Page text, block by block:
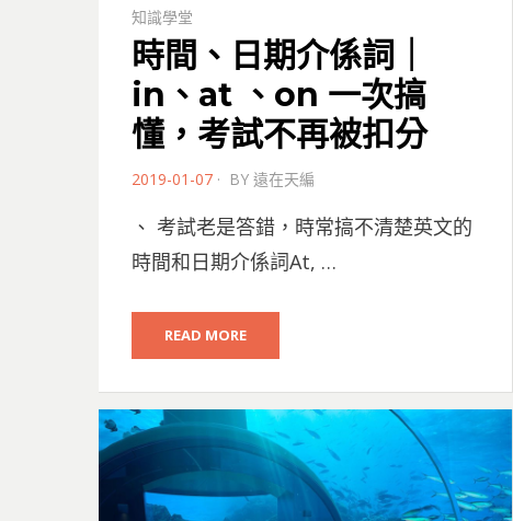
知識學堂
時間、日期介係詞｜
in、at 、on 一次搞
懂，考試不再被扣分
POSTED
2019-01-07 BY 遠在天編
、 考試老是答錯，時常搞不清楚英文的
時間和日期介係詞At, …
READ MORE